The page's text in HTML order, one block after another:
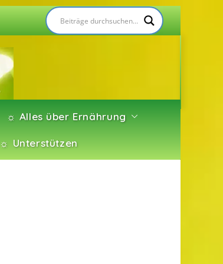
☼ Alles über Ernährung
☼ Unterstützen